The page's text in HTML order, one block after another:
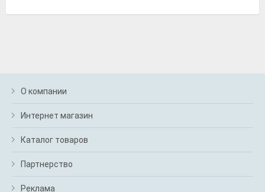
О компании
Интернет магазин
Каталог товаров
Партнерство
Реклама